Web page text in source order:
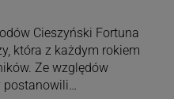
Cieszyński Fortuna
która z każdym rokiem
Ze względów